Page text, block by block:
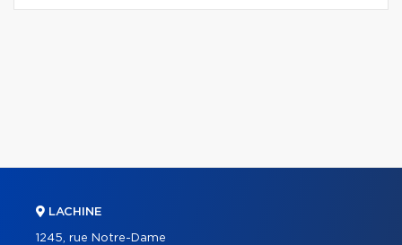
LACHINE
1245, rue Notre-Dame